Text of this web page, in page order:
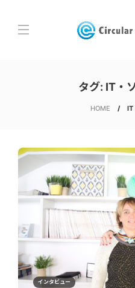
タグ: IT・
HOME IT
インタビュー